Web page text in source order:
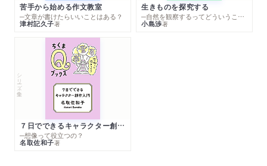
苦手から始める作文教室
─文章が書けたらいいことはある？
津村記久子著
生きものを探究する
─自然を観察するってどういうこと？
小島渉著
シリーズ・全集
７日でできるキャラクター創作入門
─想像って役立つの？
名取佐和子著